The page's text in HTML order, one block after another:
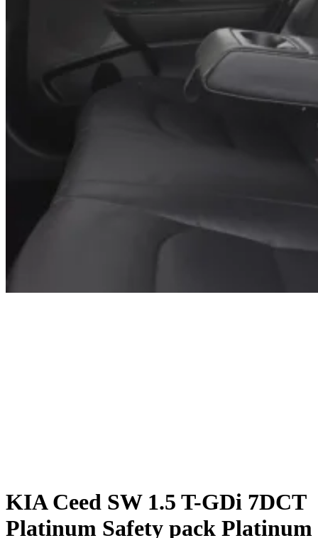
KIA Ceed SW 1.5 T-GDi 7DCT
Platinum Safety pack Platinum